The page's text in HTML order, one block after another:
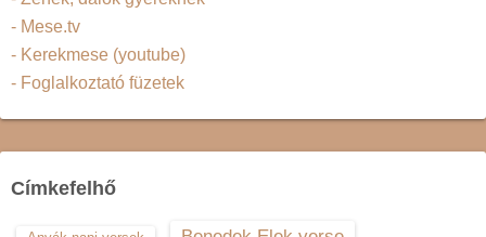
- Mese.tv
- Kerekmese (youtube)
- Foglalkoztató füzetek
Címkefelhő